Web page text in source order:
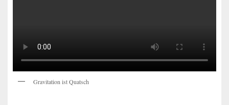
Gravitation ist Quatsch